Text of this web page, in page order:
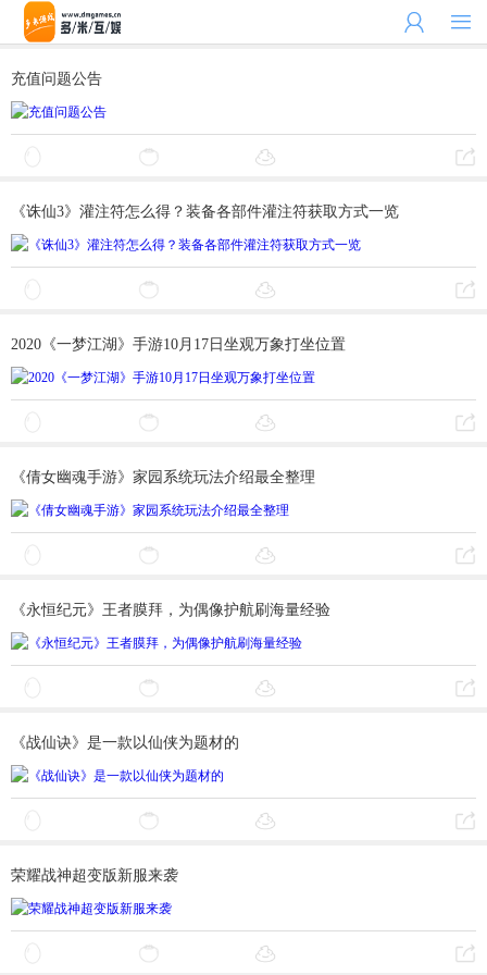
 
充值问题公告
《诛仙3》灌注符怎么得？装备各部件灌注符获取方式一览
2020《一梦江湖》手游10月17日坐观万象打坐位置
《倩女幽魂手游》家园系统玩法介绍最全整理
《永恒纪元》王者膜拜，为偶像护航刷海量经验
《战仙诀》是一款以仙侠为题材的
荣耀战神超变版新服来袭